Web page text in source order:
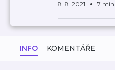
8. 8. 2021 7 min
INFO KOMENTÁŘE